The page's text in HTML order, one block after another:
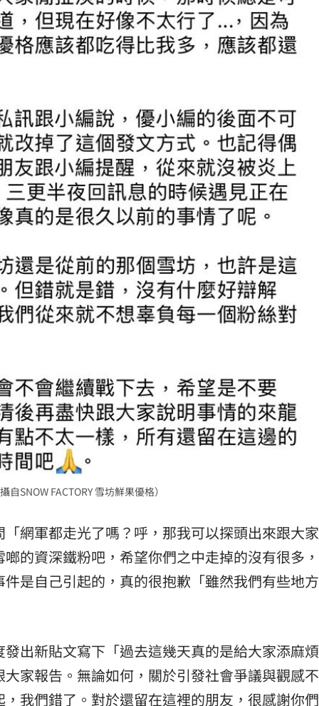
SNOW FACTORY 雪坊鮮果優格）
網軍都走光了嗎？呼，那我可以探頭出來跟大家
的資深鐵粉吧，希望你們之中走掉的沒有很多，
是自己引起的，真的很抱歉「雖然我們有些地方
出新貼文寫下「過去這幾天真的是給大家添麻煩
家報告。無論如何，關於引發社會爭議與觀感不
我們錯了。對於還留在這裡的朋友，很感謝你們